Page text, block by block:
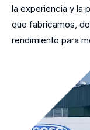
la experiencia y la
que fabricamos,
rendimiento para